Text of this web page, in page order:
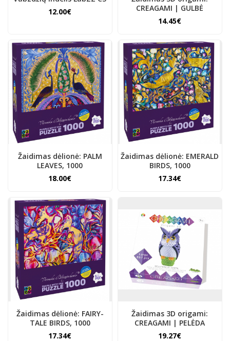
12.00€
CREAGAMI | GULBĖ
14.45€
Žaidimas dėlionė: PALM
LEAVES, 1000
18.00€
Žaidimas dėlionė: EMERALD
BIRDS, 1000
17.34€
Žaidimas dėlionė: FAIRY-
TALE BIRDS, 1000
17.34€
Žaidimas 3D origami:
CREAGAMI | PELĖDA
19.27€